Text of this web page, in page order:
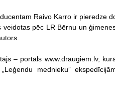
Raivo Karro ir pieredze
veidotas pēc LR Bērnu un
– portāls www.draugiem.lv,
mednieku”